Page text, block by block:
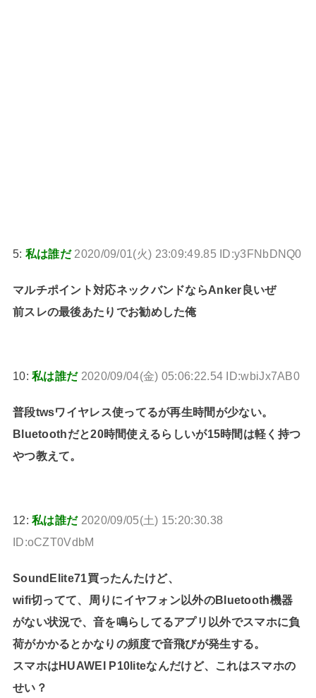
5: 私は誰だ 2020/09/01(火) 23:09:49.85 ID:y3FNbDNQ0
マルチポイント対応ネックバンドならAnker良いぜ
前スレの最後あたりでお勧めした俺
10:私は誰だ 2020/09/04(金) 05:06:22.54 ID:wbiJx7AB0
普段twsワイヤレス使ってるが再生時間が少ない。
Bluetoothだと20時間使えるらしいが15時間は軽く持つ
やつ教えて。
12:私は誰だ 2020/09/05(土) 15:20:30.38
ID:oCZT0VdbM
SoundElite71買ったんたけど、
wifi切ってて、周りにイヤフォン以外のBluetooth機器
がない状況で、音を鳴らしてるアプリ以外でスマホに負
荷がかかるとかなりの頻度で音飛びが発生する。
スマホはHUAWEI P10liteなんだけど、これはスマホの
せい？